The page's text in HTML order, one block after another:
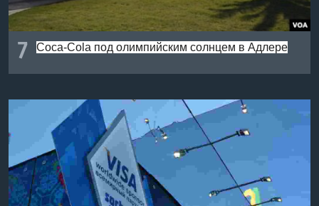
7 Coca-Cola под олимпийским солнцем в Адлере